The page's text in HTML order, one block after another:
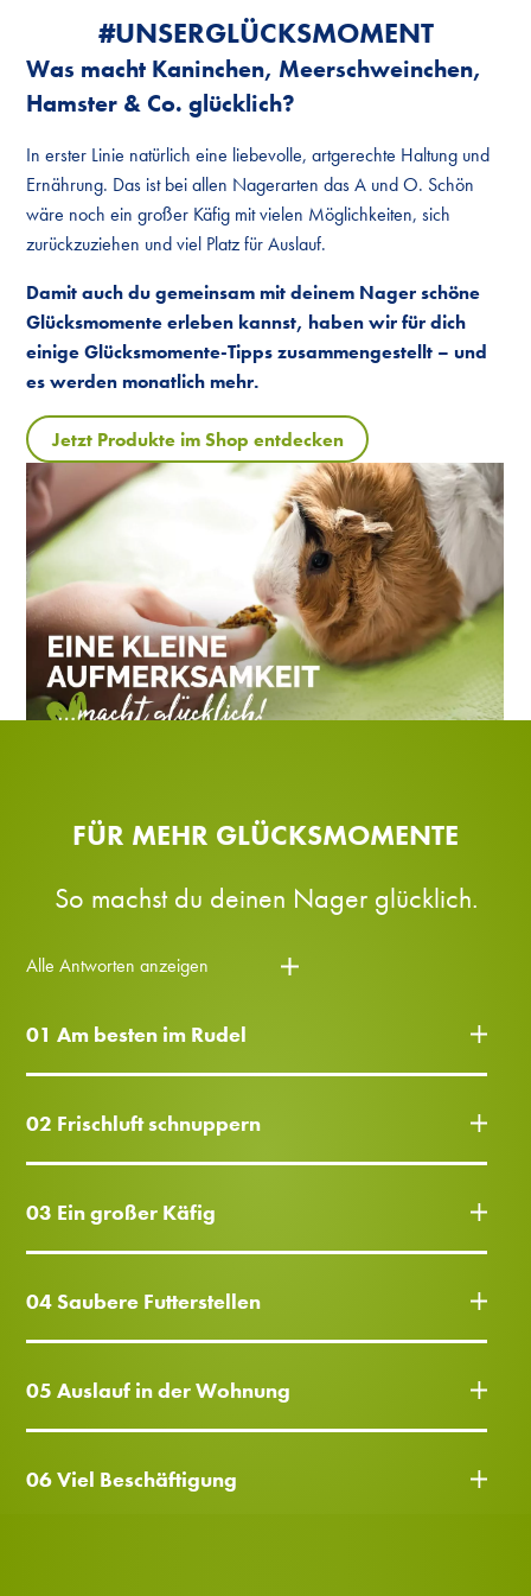
#UNSER­GLÜCKS­MOMENT
Was macht Kaninchen, Meerschweinchen,
Hamster & Co. glücklich?
In erster Linie natürlich eine liebevolle, artgerechte Haltung und
Ernährung. Das ist bei allen Nagerarten das A und O. Schön
wäre noch ein großer Käfig mit vielen Möglichkeiten, sich
zurückzuziehen und viel Platz für Auslauf.
Damit auch du gemeinsam mit deinem Nager schöne
Glücksmomente erleben kannst, haben wir für dich
einige Glücksmomente-Tipps zusammengestellt – und
es werden monatlich mehr.
Jetzt Produkte im Shop entdecken
FÜR MEHR GLÜCKSMOMENTE
So machst du deinen Nager glücklich.
Alle Antworten anzeigen
01 Am besten im Rudel
02 Frischluft schnuppern
03 Ein großer Käfig
04 Saubere Futterstellen
05 Auslauf in der Wohnung
06 Viel Beschäftigung